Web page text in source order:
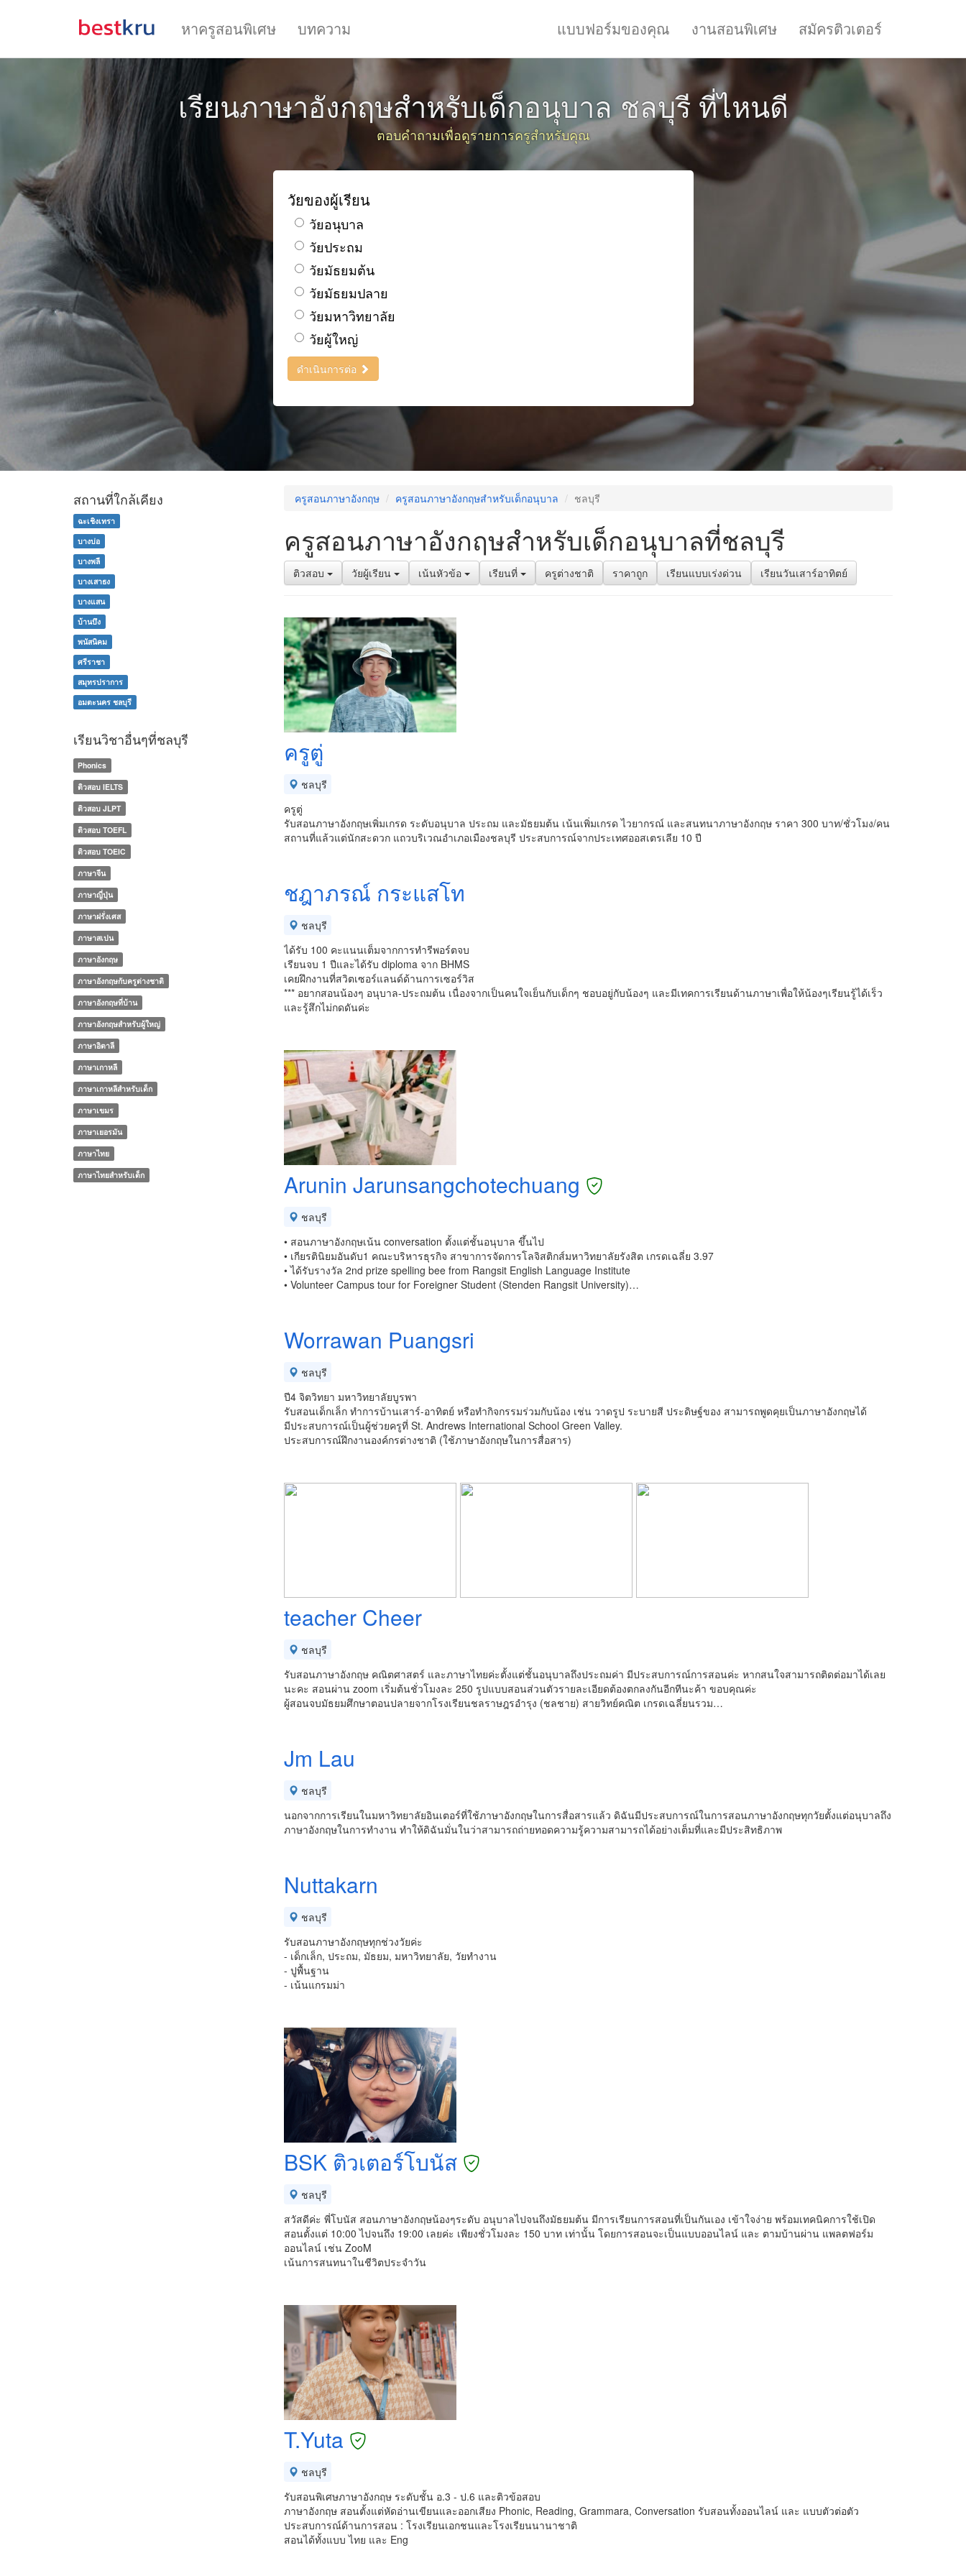
หาครูสอนพิเศษ บทความ แบบฟอร์มของคุณ งานสอนพิเศษ สมัครติวเตอร์
เรียนภาษาอังกฤษสำหรับเด็กอนุบาล ชลบุรี ที่ไหนดี
ตอบคำถามเพื่อดูรายการครูสำหรับคุณ
วัยของผู้เรียน
วัยอนุบาล
วัยประถม
วัยมัธยมต้น
วัยมัธยมปลาย
วัยมหาวิทยาลัย
วัยผู้ใหญ่
ดำเนินการต่อ
ครูสอนภาษาอังกฤษ ครูสอนภาษาอังกฤษสำหรับเด็กอนุบาล ชลบุรี
ครูสอนภาษาอังกฤษสำหรับเด็กอนุบาลที่ชลบุรี
ติวสอบ วัยผู้เรียน เน้นหัวข้อ เรียนที่ ครูต่างชาติ ราคาถูก เรียนแบบเร่งด่วน เรียนวันเสาร์อาทิตย์
ครูตู่
ชลบุรี
ครูตู่
รับสอนภาษาอังกฤษเพิ่มเกรด ระดับอนุบาล ประถม และมัธยมต้น เน้นเพิ่มเกรด ไวยากรณ์ และสนทนาภาษาอังกฤษ ราคา 300 บาท/ชั่วโมง/คน
สถานที่แล้วแต่นักสะดวก แถวบริเวณอำเภอเมืองชลบุรี ประสบการณ์จากประเทศออสเตรเลีย 10 ปี
ชฎาภรณ์ กระแสโท
ชลบุรี
ได้รับ 100 คะแนนเต็มจากการทำรีพอร์ตจบ
เรียนจบ 1 ปีและได้รับ diploma จาก BHMS
เคยฝึกงานที่สวิตเซอร์แลนด์ด้านการเซอร์วิส
*** อยากสอนน้องๆ อนุบาล-ประถมต้น เนื่องจากเป็นคนใจเย็นกับเด็กๆ ชอบอยู่กับน้องๆ และมีเทคการเรียนด้านภาษาเพื่อให้น้องๆเรียนรู้ได้เร็ว
และรู้สึกไม่กดดันค่ะ
Arunin Jarunsangchotechuang
ชลบุรี
• สอนภาษาอังกฤษเน้น conversation ตั้งแต่ชั้นอนุบาล ขึ้นไป
• เกียรตินิยมอันดับ1 คณะบริหารธุรกิจ สาขาการจัดการโลจิสติกส์มหาวิทยาลัยรังสิต เกรดเฉลี่ย 3.97
• ได้รับรางวัล 2nd prize spelling bee from Rangsit English Language Institute
• Volunteer Campus tour for Foreigner Student (Stenden Rangsit University)…
Worrawan Puangsri
ชลบุรี
ปี4 จิตวิทยา มหาวิทยาลัยบูรพา
รับสอนเด็กเล็ก ทำการบ้านเสาร์-อาทิตย์ หรือทำกิจกรรมร่วมกับน้อง เช่น วาดรูป ระบายสี ประดิษฐ์ของ สามารถพูดคุยเป็นภาษาอังกฤษได้
มีประสบการณ์เป็นผู้ช่วยครูที่ St. Andrews International School Green Valley.
ประสบการณ์ฝึกงานองค์กรต่างชาติ (ใช้ภาษาอังกฤษในการสื่อสาร)
teacher Cheer
ชลบุรี
รับสอนภาษาอังกฤษ คณิตศาสตร์ และภาษาไทยค่ะตั้งแต่ชั้นอนุบาลถึงประถมค่า มีประสบการณ์การสอนค่ะ หากสนใจสามารถติดต่อมาได้เลย
นะคะ สอนผ่าน zoom เริ่มต้นชั่วโมงละ 250 รูปแบบสอนส่วนตัวรายละเอียดต้องตกลงกันอีกทีนะค้า ขอบคุณค่ะ
ผู้สอนจบมัธยมศึกษาตอนปลายจากโรงเรียนชลราษฎรอำรุง (ชลชาย) สายวิทย์คณิต เกรดเฉลี่ยนรวม…
Jm Lau
ชลบุรี
นอกจากการเรียนในมหาวิทยาลัยอินเตอร์ที่ใช้ภาษาอังกฤษในการสื่อสารแล้ว ดิฉันมีประสบการณ์ในการสอนภาษาอังกฤษทุกวัยตั้งแต่อนุบาลถึง
ภาษาอังกฤษในการทำงาน ทำให้ดิฉันมั่นในว่าสามารถถ่ายทอดความรู้ความสามารถได้อย่างเต็มที่และมีประสิทธิภาพ
Nuttakarn
ชลบุรี
รับสอนภาษาอังกฤษทุกช่วงวัยค่ะ
- เด็กเล็ก, ประถม, มัธยม, มหาวิทยาลัย, วัยทำงาน
- ปูพื้นฐาน
- เน้นแกรมม่า
BSK ติวเตอร์โบนัส
ชลบุรี
สวัสดีค่ะ พี่โบนัส สอนภาษาอังกฤษน้องๆระดับ อนุบาลไปจนถึงมัธยมต้น มีการเรียนการสอนที่เป็นกันเอง เข้าใจง่าย พร้อมเทคนิคการใช้เปิด
สอนตั้งแต่ 10:00 ไปจนถึง 19:00 เลยค่ะ เพียงชั่วโมงละ 150 บาท เท่านั้น โดยการสอนจะเป็นแบบออนไลน์ และ ตามบ้านผ่าน แพลตฟอร์ม
ออนไลน์ เช่น ZooM
เน้นการสนทนาในชีวิตประจำวัน
T.Yuta
ชลบุรี
รับสอนพิเศษภาษาอังกฤษ ระดับชั้น อ.3 - ป.6 และติวข้อสอบ
ภาษาอังกฤษ สอนตั้งแต่หัดอ่านเขียนและออกเสียง Phonic, Reading, Grammara, Conversation รับสอนทั้งออนไลน์ และ แบบตัวต่อตัว
ประสบการณ์ด้านการสอน : โรงเรียนเอกชนและโรงเรียนนานาชาติ
สอนได้ทั้งแบบ ไทย และ Eng
สถานที่ใกล้เคียง
ฉะเชิงเทรา
บางบ่อ
บางพลี
บางเสาธง
บางแสน
บ้านบึง
พนัสนิคม
ศรีราชา
สมุทรปราการ
อมตะนคร ชลบุรี
เรียนวิชาอื่นๆที่ชลบุรี
Phonics
ติวสอบ IELTS
ติวสอบ JLPT
ติวสอบ TOEFL
ติวสอบ TOEIC
ภาษาจีน
ภาษาญี่ปุ่น
ภาษาฝรั่งเศส
ภาษาสเปน
ภาษาอังกฤษ
ภาษาอังกฤษกับครูต่างชาติ
ภาษาอังกฤษที่บ้าน
ภาษาอังกฤษสำหรับผู้ใหญ่
ภาษาอิตาลี
ภาษาเกาหลี
ภาษาเกาหลีสำหรับเด็ก
ภาษาเขมร
ภาษาเยอรมัน
ภาษาไทย
ภาษาไทยสำหรับเด็ก